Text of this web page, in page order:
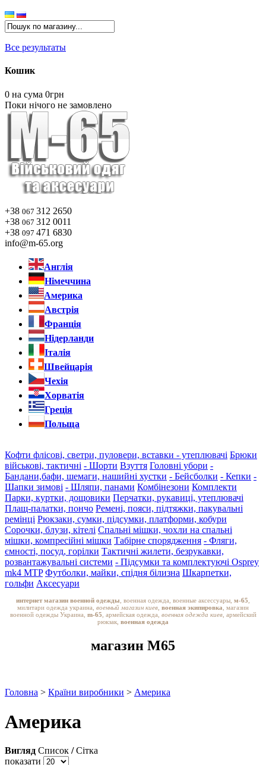
Все результаты
Кошик
0 на сума 0грн
Поки нічого не замовлено
+38 067 312 2650
+38 067 312 0011
+38 097 471 6830
info@m-65.org
Англія
Німеччина
Америка
Австрія
Франція
Нідерланди
Італія
Швейцарія
Чехія
Хорватія
Греція
Польща
Кофти флісові, светри, пуловери, вставки - утеплювачі Брюки
військові, тактичні - Шорти Взуття Головні убори -
Бандани,бафи, шемаги, нашийні хустки - Бейсболки - Кепки -
Шапки зимові - Шляпи, панами Комбінезони Комплекти
Парки, куртки, дощовики Перчатки, рукавиці, утеплювачі
Плащ-палатки, пончо Ремені, пояси, підтяжки, пакувальні
ремінці Рюкзаки, сумки, підсумки, платформи, кобури
Сорочки, блузи, кітелі Спальні мішки, чохли на спальні
мішки, компресійні мішки Табірне спорядження - Фляги,
ємності, посуд, горілки Тактичні жилети, безрукавки,
розвантажувальні системи - Підсумки та комплектуючі Osprey
mk4 MTP Футболки, майки, спідня білизна Шкарпетки,
гольфи Аксесуари
интернет магазин военной одежды , военная одежда, военные аксессуары, м-65
милитари одежда украина, военный магазин киев, военная экипировка , магазин
военной одежды Украина, m-65 , армейская одежда, военная одежда киев, армейский
рюкзак, военная одежда
магазин M65
Головна > Країни виробники > Америка
Америка
Вигляд Список / Сітка
показати